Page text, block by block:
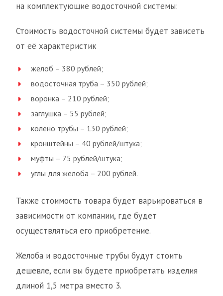
на комплектующие водосточной системы:
Стоимость водосточной системы будет зависеть
от её характеристик
желоб – 380 рублей;
водосточная труба – 350 рублей;
воронка – 210 рублей;
заглушка – 55 рублей;
колено трубы – 130 рублей;
кронштейны – 40 рублей/штука;
муфты – 75 рублей/штука;
углы для желоба – 200 рублей.
Также стоимость товара будет варьироваться в
зависимости от компании, где будет
осуществляться его приобретение.
Желоба и водосточные трубы будут стоить
дешевле, если вы будете приобретать изделия
длиной 1,5 метра вместо 3.